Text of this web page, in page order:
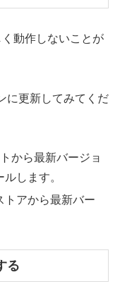
動作しないことが
に更新してみてくだ
から最新バージョ
します。
トアから最新バー
る